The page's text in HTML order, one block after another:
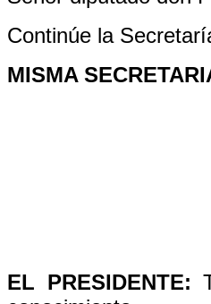
Continúe la
MISMA
EL PRESIDENTE: